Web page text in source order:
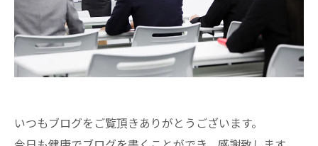
いつもブログをご覧頂きありがとうございます。